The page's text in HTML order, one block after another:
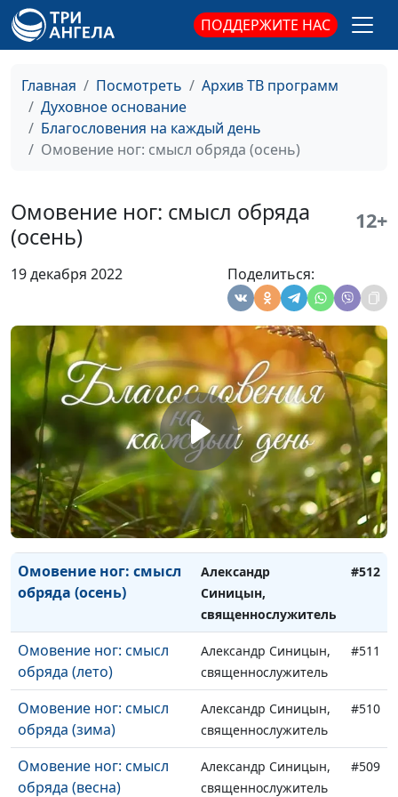
ПОДДЕРЖИТЕ НАС
Главная Посмотреть
Архив ТВ программ
Духовное основание
Благословения на каждый день
Омовение ног: смысл обряда (осень)
Омовение ног: смысл обряда
(осень)
12+
19 декабря 2022 Поделиться:
Главные темы
Священного Писания
Александр Синицын,
священнослужитель
#521
Христианин и грех
(осень)
священнослужитель
Христианин и грех
(зима)
Александр Синицын,
#518
Христианин и грех
Александр Синицын,
священнослужитель
#517
Когда одолели
искушения (осень)
Александр Синицын,
священнослужитель
#516
Когда одолели
искушения (лето)
Александр Синицын,
священнослужитель
#515
Когда одолели
искушения (зима)
Александр Синицын,
священнослужитель
#514
Когда одолели
искушения (весна)
Александр Синицын,
священнослужитель
#513
Омовение ног: смысл
обряда (осень)
Александр
Синицын,
священнослужитель
#512
Омовение ног: смысл
обряда (лето)
Александр Синицын,
священнослужитель
#511
Омовение ног: смысл
обряда (зима)
Александр Синицын,
священнослужитель
#510
Омовение ног: смысл
обряда (весна)
Александр Синицын,
священнослужитель
#509